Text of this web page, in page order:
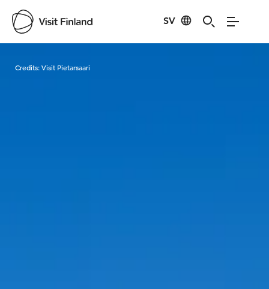
SV
Credits:Visit Pietarsaari